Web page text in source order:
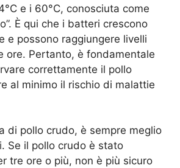
e i 60°C, conosciuta come
È qui che i batteri crescono
e possono raggiungere livelli
ore. Pertanto, è fondamentale
correttamente il pollo
al minimo il rischio di malattie
di pollo crudo, è sempre meglio
Se il pollo crudo è stato
tre ore o più, non è più sicuro